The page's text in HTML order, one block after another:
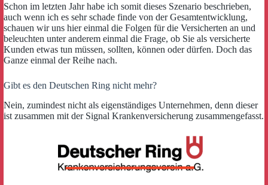
Schon im letzten Jahr habe ich somit dieses Szenario beschrieben,
auch wenn ich es sehr schade finde von der Gesamtentwicklung,
schauen wir uns hier einmal die Folgen für die Versicherten an und
beleuchten unter anderem einmal die Frage, ob Sie als versicherte
Kunden etwas tun müssen, sollten, können oder dürfen. Doch das
Ganze einmal der Reihe nach.
Gibt es den Deutschen Ring nicht mehr?
Nein, zumindest nicht als eigenständiges Unternehmen, denn dieser
ist zusammen mit der Signal Krankenversicherung zusammengefasst.